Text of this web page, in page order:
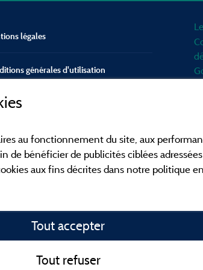
légales
générales d'utilisation
au fonctionnement du site, aux
de bénéficier de publicités ciblées
aux fins décrites dans notre politique
Tout accepter
Tout refuser